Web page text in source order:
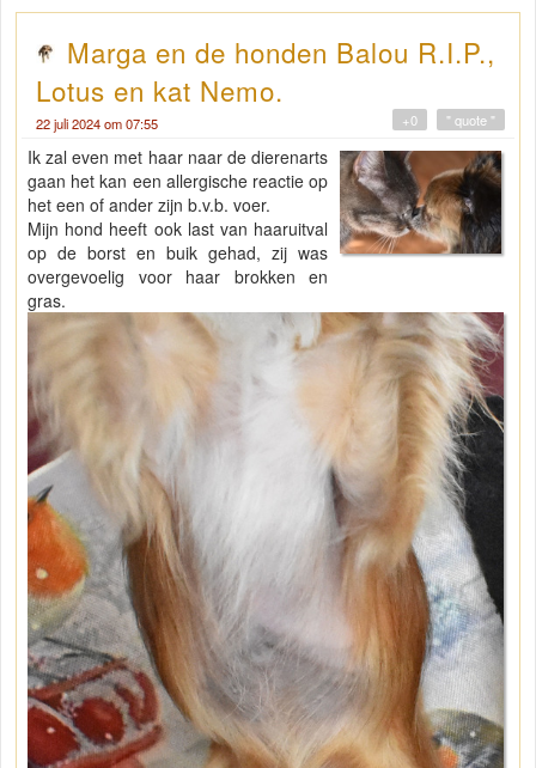
Marga en de honden Balou R.I.P.,
Lotus en kat Nemo.
22 juli 2024 om 07:55 " quote "
+0
Ik zal even met haar naar de dierenarts
gaan het kan een allergische reactie op
het een of ander zijn b.v.b. voer.
Mijn hond heeft ook last van haaruitval
op de borst en buik gehad, zij was
overgevoelig voor haar brokken en
gras.